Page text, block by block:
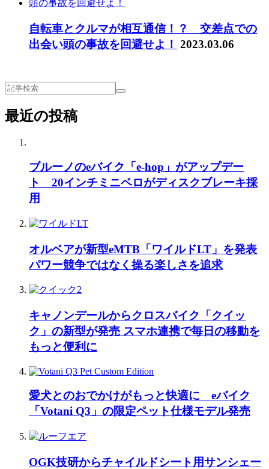
自転車とクルマが相互通信！？ 交差点での
出会い頭の事故を回避せよ！ 2023.03.06
最近の投稿
ブルーノのeバイク「e-hop」がアップデー
ト 20インチミニベロがディスクブレーキ採
用
オルベアが新型eMTB「ワイルドLT」を発表
パワー競争ではなく操る楽しさを追求
キャノンデールからクロスバイク「クイッ
ク」の新型が発売 スマホ連携で毎日の移動を
もっと便利に
愛犬とのおでかけがもっと快適に eバイク
「Votani Q3」の限定ペット仕様モデル発売
OGK技研からチャイルドシート用サンシェー